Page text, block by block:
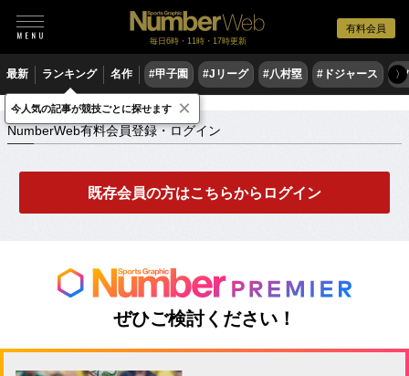
有料会員
毎日6時・11時・17時更新
最新 ランキング 名作 #甲子園 #Jリーグ #八村塁 #ドジャース #
〉
NumberWeb有料会員登録・ログイン
NumberWeb有料会員登録・ログイン
既存会員の方はこちらからログイン
ぜひご検討ください！
今人気の記事が競技ごとに探せます ×